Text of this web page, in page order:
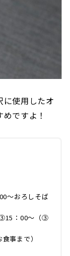
に使用したオ
ですよ！
～おろしそば
：00～（③
まで）